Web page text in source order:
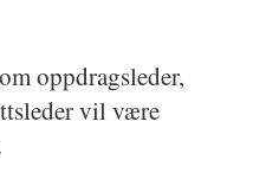
oppdragsleder,
vil være